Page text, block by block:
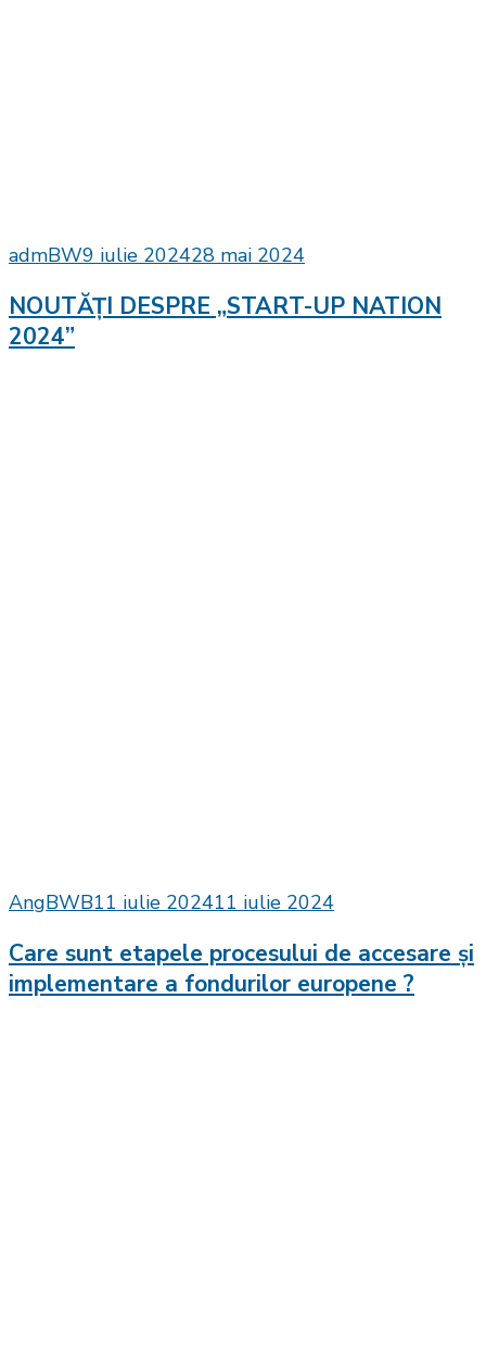
admBW9 iulie 202428 mai 2024
NOUTĂȚI DESPRE „START-UP NATION
2024”
AngBWB11 iulie 202411 iulie 2024
Care sunt etapele procesului de accesare și
implementare a fondurilor europene ?